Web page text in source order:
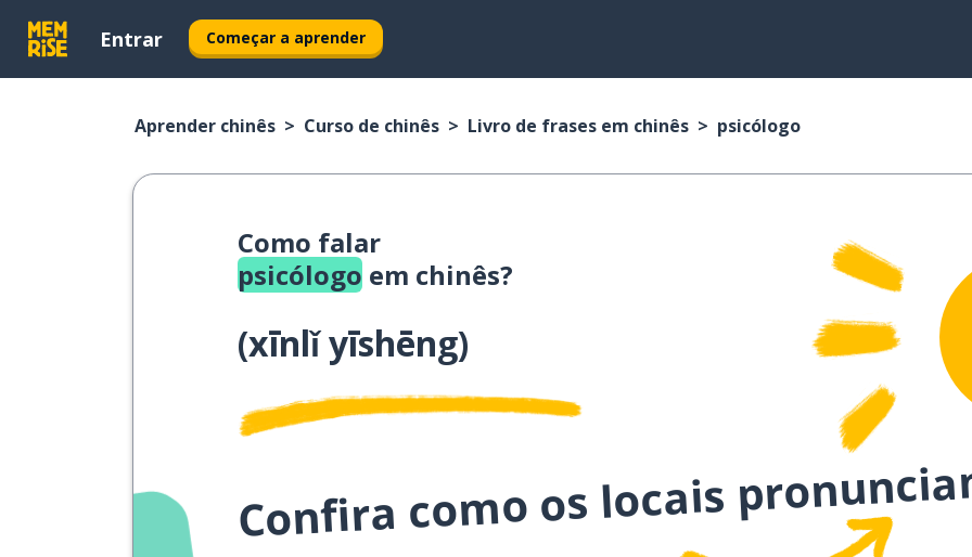
Entrar Começar a aprender
Aprender chinês Curso de chinês Livro de frases em chinês psicólogo
Como falar
psicólogo em chinês?
(xīnlǐ yīshēng)
Confira como os locais